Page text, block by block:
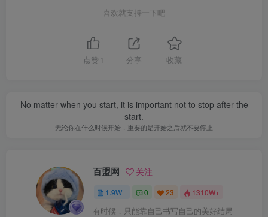
喜欢就支持一下吧
点赞 1 分享 收藏
No matter when you start, it is important not to stop after the
start.
无论你在什么时候开始，重要的是开始之后就不要停止
百盟网 关注
1.9W+ 0 23 1310W+
有时候，只能靠自己书写自己的美好结局